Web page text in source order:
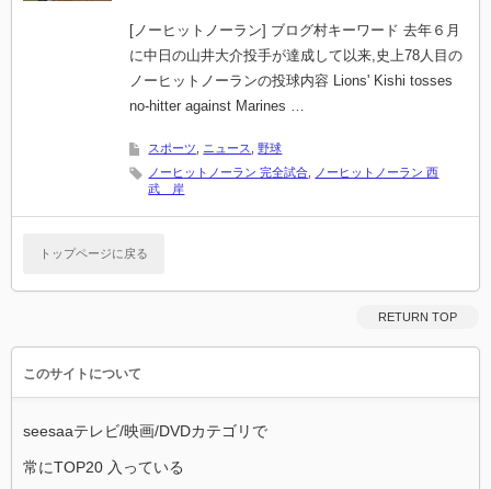
[ノーヒットノーラン] ブログ村キーワード 去年６月
に中日の山井大介投手が達成して以来,史上78人目の
ノーヒットノーランの投球内容 Lions' Kishi tosses
no-hitter against Marines …
スポーツ ニュース ,野球
ノーヒットノーラン 完全試合
ノーヒットノーラン 西
武 岸
トップページに戻る
RETURN TOP
このサイトについて
seesaaテレビ/映画/DVDカテゴリで
常にTOP20 入っている